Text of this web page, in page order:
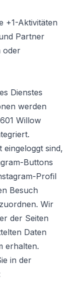
+1-Aktivitäten
Partner
oder
Dienstes
werden
Willow
sind,
Buttons
Profil
Besuch
Wir
der Seiten
Daten
erhalten.
in der